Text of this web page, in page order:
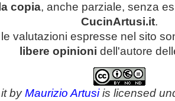
copia, anche parziale, senza
CucinArtusi.it.
valutazioni espresse nel sito
libere opinioni dell'autore
byMaurizio Artusiis licensed